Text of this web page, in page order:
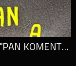
DAMIAN SKÓRA W PROGRAMIE "PAN KOMENTARZ" + POLSKA KOMENTUJĄCA NA ŻYWO